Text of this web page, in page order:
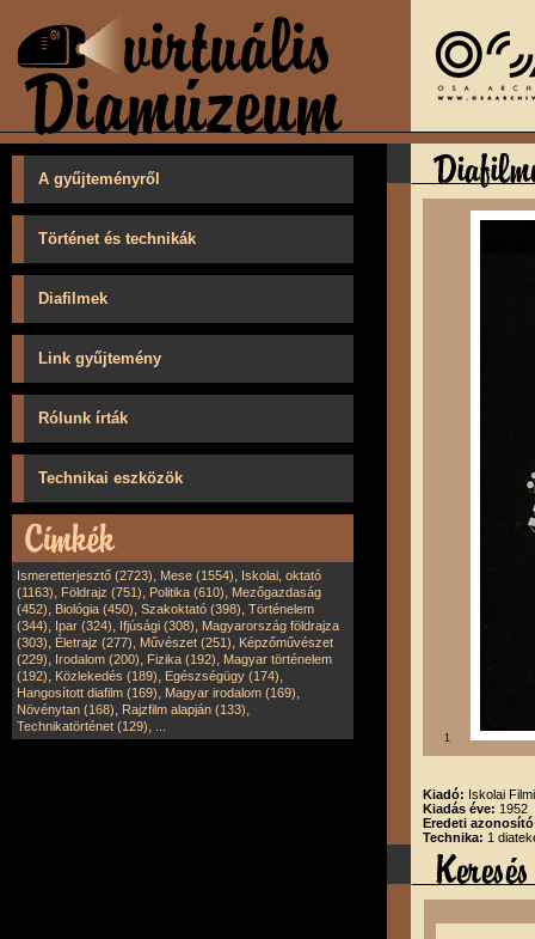
A gyűjteményről
Történet és technikák
Diafilmek
Link gyűjtemény
Rólunk írták
Technikai eszközök
Ismeretterjesztő (2723), Mese (1554), Iskolai, oktató
(1163), Földrajz (751), Politika (610), Mezőgazdaság
(452), Biológia (450), Szakoktató (398), Történelem
(344), Ipar (324), Ifjúsági (308), Magyarország földrajza
(303), Életrajz (277), Művészet (251), Képzőművészet
(229), Irodalom (200), Fizika (192), Magyar történelem
(192), Közlekedés (189), Egészségügy (174),
Hangosított diafilm (169), Magyar irodalom (169),
Növénytan (168), Rajzfilm alapján (133),
Technikatörténet (129),
1
Kiadó: Iskolai
Kiadás éve: 1952
Eredeti
Technika: 1